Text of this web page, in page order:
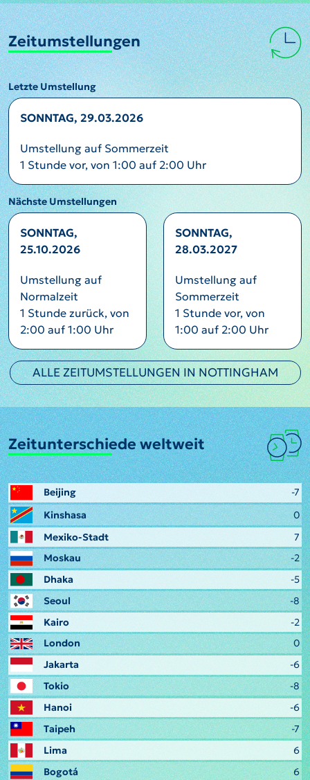
Zeitumstellungen
Letzte Umstellung
SONNTAG, 29.03.2026
Umstellung auf Sommerzeit
1 Stunde vor, von 1:00 auf 2:00 Uhr
Nächste Umstellungen
SONNTAG,
25.10.2026
Umstellung auf
Normalzeit
1 Stunde zurück, von
2:00 auf 1:00 Uhr
SONNTAG,
28.03.2027
Umstellung auf
Sommerzeit
1 Stunde vor, von
1:00 auf 2:00 Uhr
ALLE ZEITUMSTELLUNGEN IN NOTTINGHAM
Zeitunterschiede weltweit
Beijing
-7
Kinshasa
0
Mexiko-Stadt
7
Moskau
-2
Dhaka
-5
Seoul
-8
Kairo
-2
London
0
Jakarta
-6
Tokio
-8
Hanoi
-6
Taipeh
-7
Lima
6
Bogotá
6